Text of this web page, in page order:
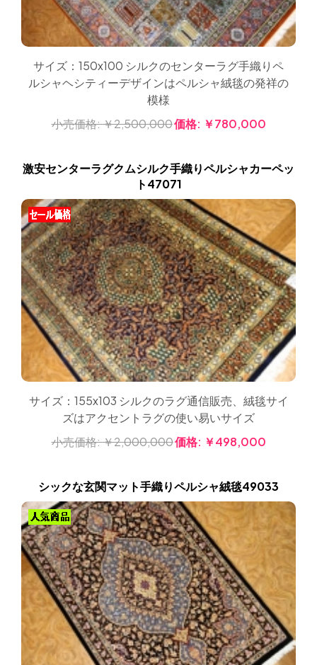
サイズ：150x100 シルクのセンターラグ手織りペ
ルシャヘシティーデザインはペルシャ絨毯の発祥の
模様
小売価格:￥2,500,000価格: ￥780,000
激安センターラグクムシルク手織りペルシャカーペッ
ト47071
サイズ：155x103 シルクのラグ通信販売、絨毯サイ
ズはアクセントラグの使い易いサイズ
小売価格:￥2,000,000価格: ￥498,000
シックな玄関マット手織りペルシャ絨毯49033